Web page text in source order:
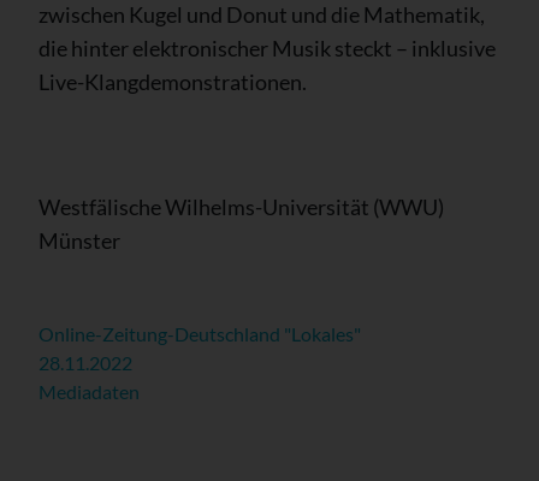
zwischen Kugel und Donut und die Mathematik,
die hinter elektronischer Musik steckt – inklusive
Live-Klangdemonstrationen.
Westfälische Wilhelms-Universität (WWU)
Münster
Online-Zeitung-Deutschland "Lokales"
28.11.2022
Mediadaten